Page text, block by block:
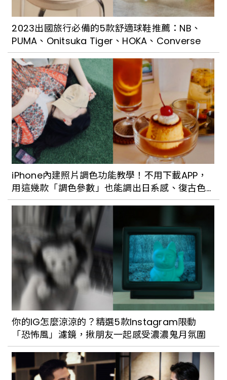
重新定義Buffet！台北日式吃到飽餐廳
「NAGOMI 和食饗宴」新開幕，揉合日本
女將文化，讓吃飯講究不將就
把看的展覽變成吃的藝術！The Seedin
Lab《我吃了一個展覽》6月開始將餐飲結
合藝術，打造全新沉浸式飲食饗宴
懷舊風再起！台北老字號甜品總整理：歐
式、日式、台式各有特色。勾起小時候的
記憶
通化夜市「老李牛雜」不輸必比登推介的
美味熱炒，大推青菜炒牛肉，牛雜湯還能
免費續湯！
2023出國旅行必備的5款舒適球鞋推薦：NB、
PUMA、Onitsuka Tiger、HOKA、Converse
iPhone內建照片調色功能教學！不用下載APP，
用這幾款「調色參數」也能調出日系感、復古色
調
你的IG怎麼涼涼的？精選5款Instagram限動
「恐怖風」濾鏡，揪朋友一起感受濃濃鬼月氛圍